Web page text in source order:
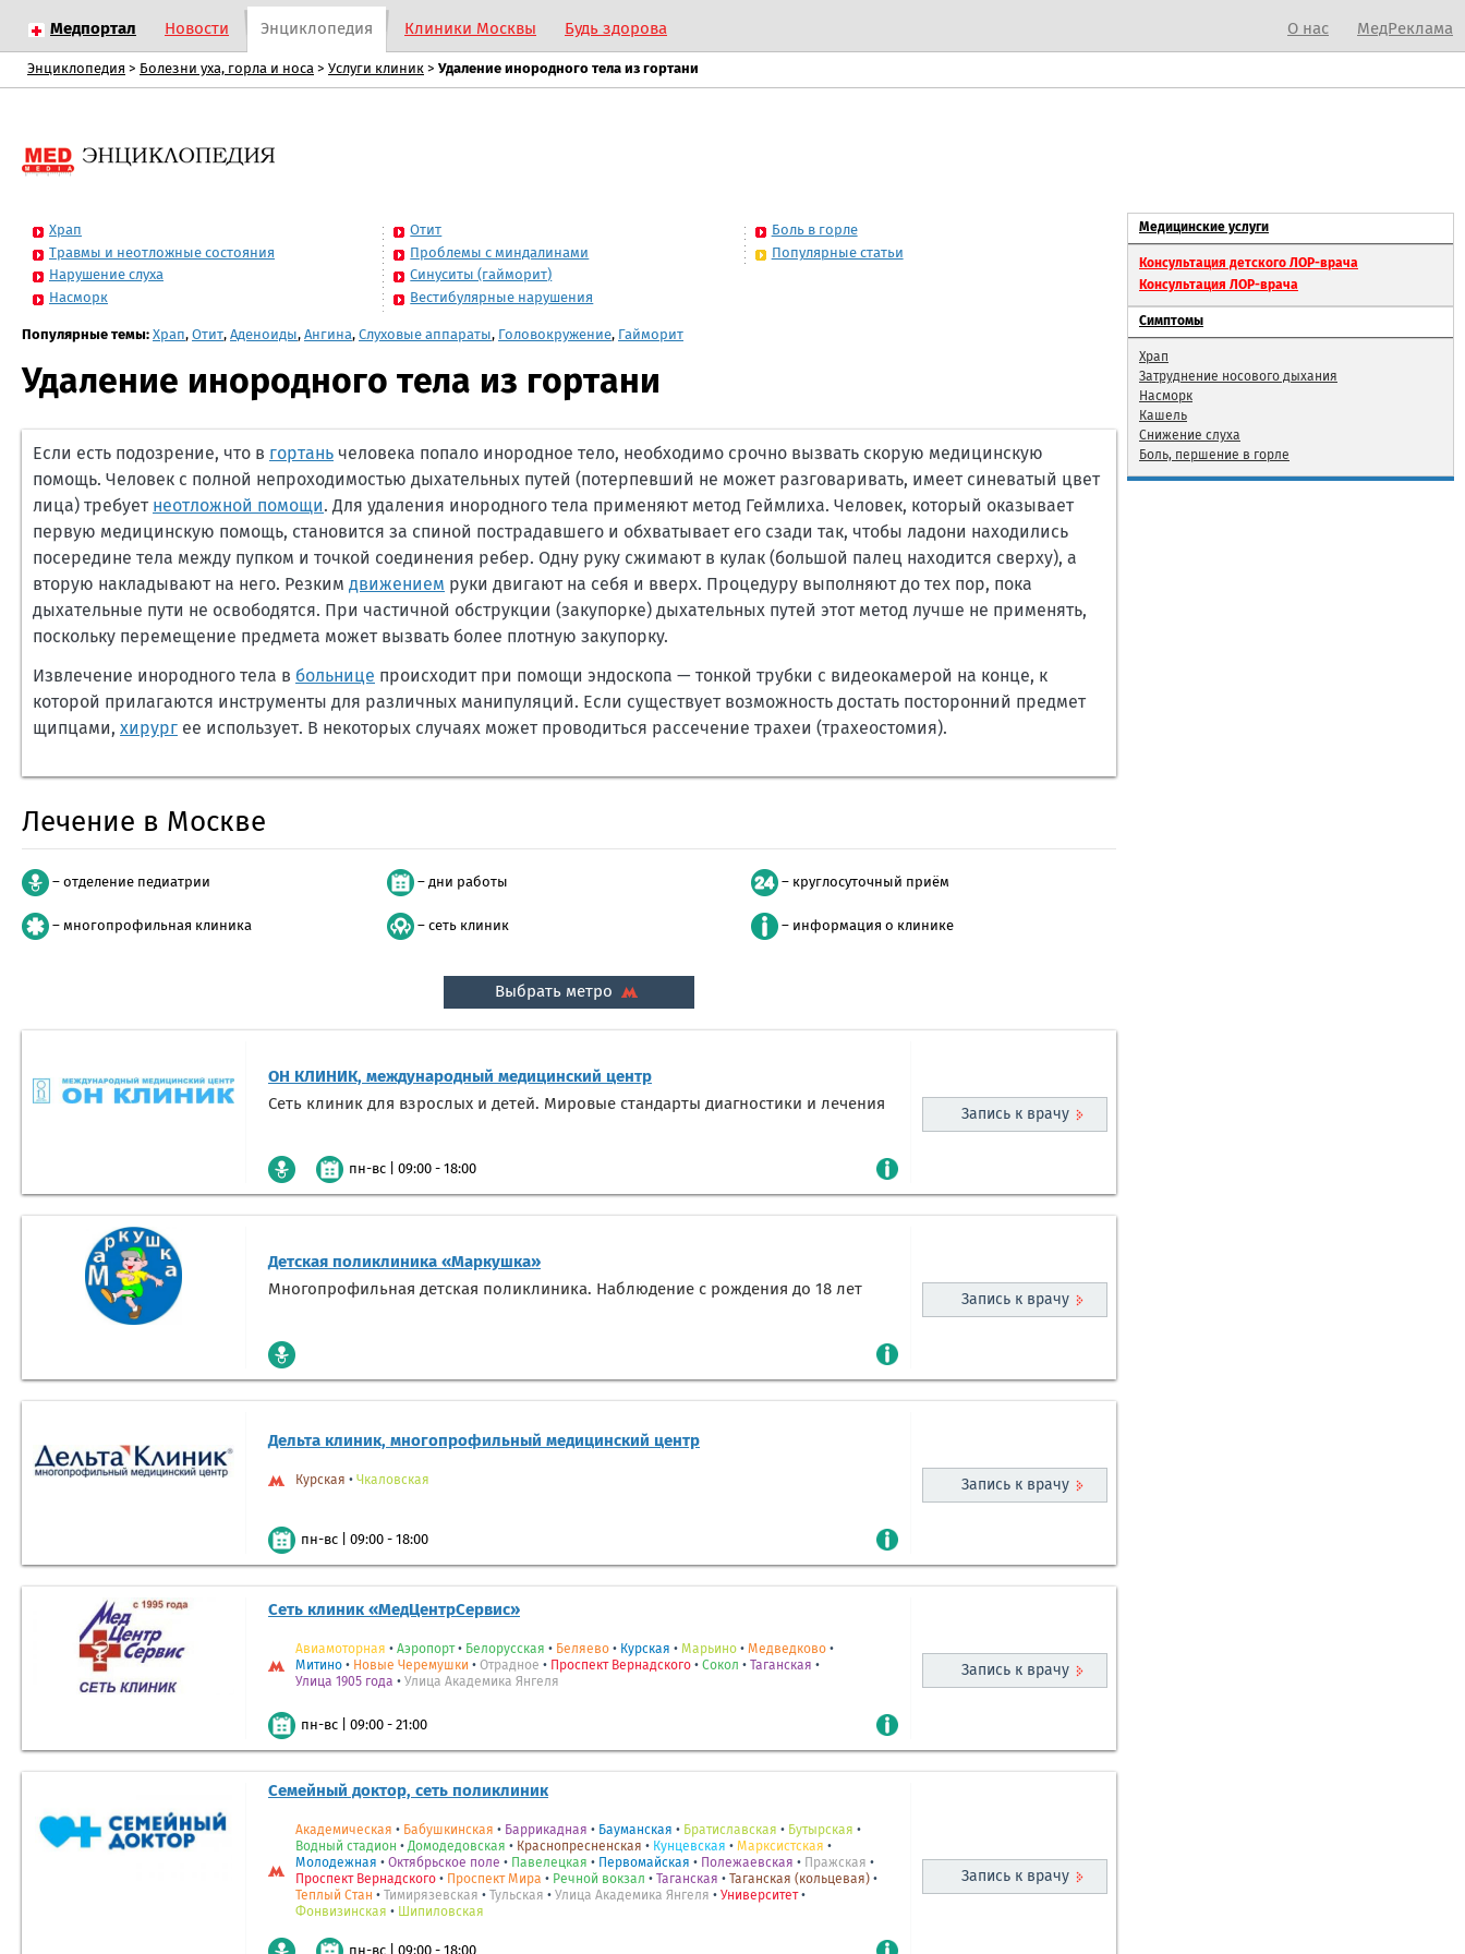
О нас МедРеклама
Медпортал Новости Энциклопедия Клиники Москвы Будь здорова
Энциклопедия > Болезни уха, горла и носа > Услуги клиник > Удаление инородного тела из гортани
Храп
Травмы и неотложные состояния
Нарушение слуха
Насморк
Отит
Проблемы с миндалинами
Синуситы (гайморит)
Вестибулярные нарушения
Боль в горле
Популярные статьи
Популярные темы: Храп, Отит, Аденоиды, Ангина, Слуховые аппараты, Головокружение, Гайморит
Удаление инородного тела из гортани
Если есть подозрение, что в гортань человека попало инородное тело, необходимо срочно вызвать скорую медицинскую
помощь. Человек с полной непроходимостью дыхательных путей (потерпевший не может разговаривать, имеет синеватый цвет
лица) требует неотложной помощи. Для удаления инородного тела применяют метод Геймлиха. Человек, который оказывает
первую медицинскую помощь, становится за спиной пострадавшего и обхватывает его сзади так, чтобы ладони находились
посередине тела между пупком и точкой соединения ребер. Одну руку сжимают в кулак (большой палец находится сверху), а
вторую накладывают на него. Резким движением руки двигают на себя и вверх. Процедуру выполняют до тех пор, пока
дыхательные пути не освободятся. При частичной обструкции (закупорке) дыхательных путей этот метод лучше не применять,
поскольку перемещение предмета может вызвать более плотную закупорку.
Извлечение инородного тела в больнице происходит при помощи эндоскопа — тонкой трубки с видеокамерой на конце, к
которой прилагаются инструменты для различных манипуляций. Если существует возможность достать посторонний предмет
щипцами, хирург ее использует. В некоторых случаях может проводиться рассечение трахеи (трахеостомия).
Лечение в Москве
– отделение педиатрии – дни работы – круглосуточный приём
– многопрофильная клиника – сеть клиник – информация о клинике
Выбрать метро
ОН КЛИНИК, международный медицинский центр
Сеть клиник для взрослых и детей. Мировые стандарты диагностики и лечения
Запись к врачу
пн-вс 09:00 - 18:00
Детская поликлиника «Маркушка»
Многопрофильная детская поликлиника. Наблюдение с рождения до 18 лет
Запись к врачу
Дельта клиник, многопрофильный медицинский центр
Курская • Чкаловская Запись к врачу
пн-вс 09:00 - 18:00
Сеть клиник «МедЦентрСервис»
Авиамоторная • Аэропорт• Белорусская • Беляево • Курская • Марьино • Медведково •
Митино • Новые Черемушки • Отрадное • Проспект Вернадского • Сокол • Таганская •
Улица 1905 года • Улица Академика Янгеля
Запись к врачу
пн-вс 09:00 - 21:00
Семейный доктор, сеть поликлиник
Академическая • Бабушкинская • Баррикадная • Бауманская • Братиславская • Бутырская •
Водный стадион • Домодедовская • Краснопресненская • Кунцевская • Марксистская •
Молодежная • Октябрьское поле • Павелецкая • Первомайская • Полежаевская • Пражская •
Проспект Вернадского • Проспект Мира • Речной вокзал • Таганская • Таганская (кольцевая) •
Теплый Стан • Тимирязевская • Тульская • Улица Академика Янгеля • Университет•
Фонвизинская • Шипиловская
Запись к врачу
Медицинские услуги
Консультация детского ЛОР-врача
Консультация ЛОР-врача
Симптомы
Храп
Затруднение носового дыхания
Насморк
Кашель
Снижение слуха
Боль, першение в горле